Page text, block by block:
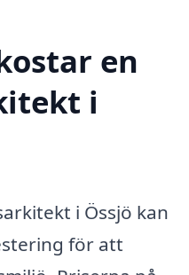
en
i
i Össjö kan
för att